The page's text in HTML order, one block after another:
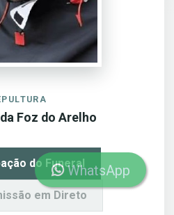
Foz do Arelho
do Funeral
em Direto
WhatsApp